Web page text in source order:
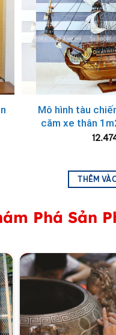
bảo tiêu chuẩn hàng
kỷ niệm thành lập
Mô hình tàu
căm xe thân
THÊM
Phá Sản